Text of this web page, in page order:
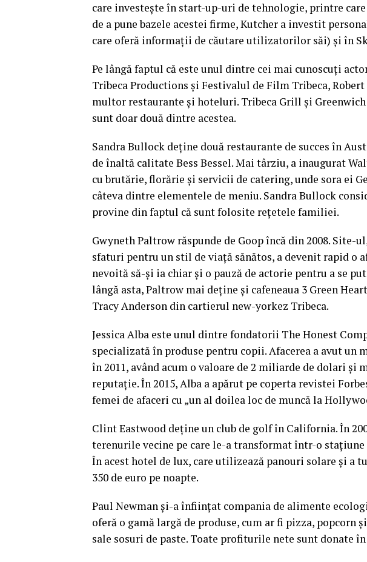
care investeşte în start-up-uri de tehnologie, printre
de a pune bazele acestei firme, Kutcher a investit
care oferă informaţii de căutare utilizatorilor săi) şi în
Pe lângă faptul că este unul dintre cei mai cunoscuţi
Tribeca Productions şi Festivalul de Film Tribeca,
multor restaurante şi hoteluri. Tribeca Grill şi
sunt doar două dintre acestea.
Sandra Bullock deţine două restaurante de succes în
de înaltă calitate Bess Bessel. Mai târziu, a inaugurat
cu brutărie, florărie şi servicii de catering, unde sora ei
câteva dintre elementele de meniu. Sandra Bullock
provine din faptul că sunt folosite reţetele familiei.
Gwyneth Paltrow răspunde de Goop încă din 2008. Site-
sfaturi pentru un stil de viaţă sănătos, a devenit rapid o
nevoită să-şi ia chiar şi o pauză de actorie pentru a se
lângă asta, Paltrow mai deţine şi cafeneaua 3 Green
Tracy Anderson din cartierul new-yorkez Tribeca.
Jessica Alba este unul dintre fondatorii The Honest
specializată în produse pentru copii. Afacerea a avut un
în 2011, având acum o valoare de 2 miliarde de dolari şi
reputaţie. În 2015, Alba a apărut pe coperta revistei
femei de afaceri cu „un al doilea loc de muncă la
Clint Eastwood deţine un club de golf în California. În
terenurile vecine pe care le-a transformat într-o
În acest hotel de lux, care utilizează panouri solare şi a
350 de euro pe noapte.
Paul Newman şi-a înfiinţat compania de alimente
oferă o gamă largă de produse, cum ar fi pizza, popcorn
sale sosuri de paste. Toate profiturile nete sunt donate